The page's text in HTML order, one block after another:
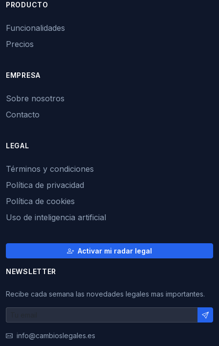
PRODUCTO
Funcionalidades
Precios
EMPRESA
Sobre nosotros
Contacto
LEGAL
Términos y condiciones
Política de privacidad
Política de cookies
Uso de inteligencia artificial
Activar mi radar legal
NEWSLETTER
Recibe cada semana las novedades legales mas importantes.
info@cambioslegales.es